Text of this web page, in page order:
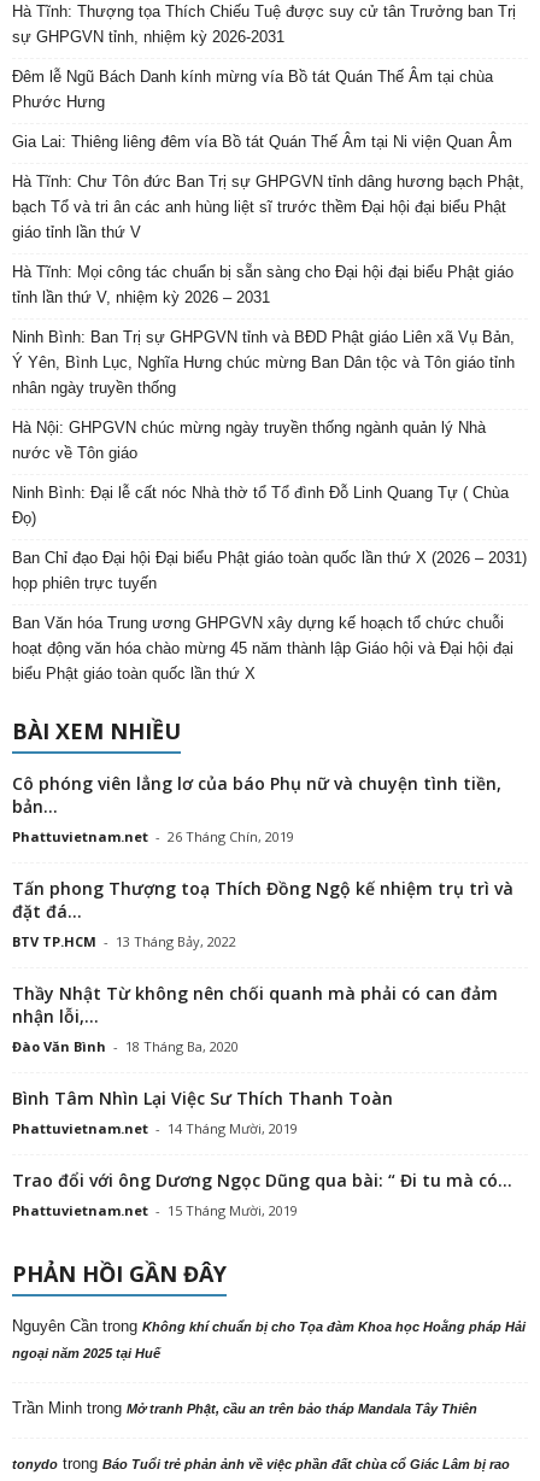
Hà Tĩnh: Thượng tọa Thích Chiếu Tuệ được suy cử tân Trưởng ban Trị
sự GHPGVN tỉnh, nhiệm kỳ 2026-2031
Đêm lễ Ngũ Bách Danh kính mừng vía Bồ tát Quán Thế Âm tại chùa
Phước Hưng
Gia Lai: Thiêng liêng đêm vía Bồ tát Quán Thế Âm tại Ni viện Quan Âm
Hà Tĩnh: Chư Tôn đức Ban Trị sự GHPGVN tỉnh dâng hương bạch Phật,
bạch Tổ và tri ân các anh hùng liệt sĩ trước thềm Đại hội đại biểu Phật
giáo tỉnh lần thứ V
Hà Tĩnh: Mọi công tác chuẩn bị sẵn sàng cho Đại hội đại biểu Phật giáo
tỉnh lần thứ V, nhiệm kỳ 2026 – 2031
Ninh Bình: Ban Trị sự GHPGVN tỉnh và BĐD Phật giáo Liên xã Vụ Bản,
Ý Yên, Bình Lục, Nghĩa Hưng chúc mừng Ban Dân tộc và Tôn giáo tỉnh
nhân ngày truyền thống
Hà Nội: GHPGVN chúc mừng ngày truyền thống ngành quản lý Nhà
nước về Tôn giáo
Ninh Bình: Đại lễ cất nóc Nhà thờ tổ Tổ đình Đỗ Linh Quang Tự ( Chùa
Đọ)
Ban Chỉ đạo Đại hội Đại biểu Phật giáo toàn quốc lần thứ X (2026 – 2031)
họp phiên trực tuyến
Ban Văn hóa Trung ương GHPGVN xây dựng kế hoạch tổ chức chuỗi
hoạt động văn hóa chào mừng 45 năm thành lập Giáo hội và Đại hội đại
biểu Phật giáo toàn quốc lần thứ X
BÀI XEM NHIỀU
Cô phóng viên lẳng lơ của báo Phụ nữ và chuyện tình tiền,
bản...
Phattuvietnam.net - 26 Tháng Chín, 2019
Tấn phong Thượng toạ Thích Đồng Ngộ kế nhiệm trụ trì và
đặt đá...
BTV TP.HCM - 13 Tháng Bảy, 2022
Thầy Nhật Từ không nên chối quanh mà phải có can đảm
nhận lỗi,...
Đào Văn Bình - 18 Tháng Ba, 2020
Bình Tâm Nhìn Lại Việc Sư Thích Thanh Toàn
Phattuvietnam.net - 14 Tháng Mười, 2019
Trao đổi với ông Dương Ngọc Dũng qua bài: “ Đi tu mà có...
Phattuvietnam.net - 15 Tháng Mười, 2019
PHẢN HỒI GẦN ĐÂY
Nguyên Cần trong Không khí chuẩn bị cho Tọa đàm Khoa học Hoằng pháp Hải
ngoại năm 2025 tại Huế
Trần Minh trong Mở tranh Phật, cầu an trên bảo tháp Mandala Tây Thiên
tonydo trong Báo Tuổi trẻ phản ảnh về việc phần đất chùa cổ Giác Lâm bị rao